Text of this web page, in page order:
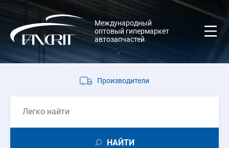
Международный
оптовый гипермаркет
автозапчастей
Производители
НАЙТИ